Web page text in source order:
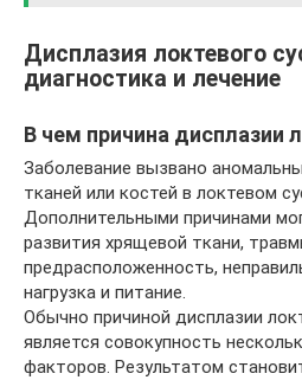
Дисплазия локтевого
диагностика и лечение
В чем причина дисплазии
Заболевание вызвано
тканей или костей в локтевом
Дополнительными причинами
развития хрящевой ткани,
предрасположенность,
нагрузка и питание.
Обычно причиной дисплазии
является совокупность
факторов. Результатом